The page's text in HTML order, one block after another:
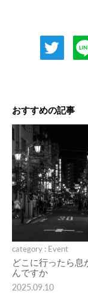
おすすめの記事
category : Event
どこに行ったら息
んですか
2025.09.10